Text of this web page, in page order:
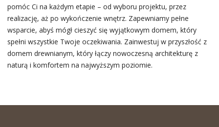
pomóc Ci na każdym etapie – od wyboru projektu, przez
realizację, aż po wykończenie wnętrz. Zapewniamy pełne
wsparcie, abyś mógł cieszyć się wyjątkowym domem, który
spełni wszystkie Twoje oczekiwania. Zainwestuj w przyszłość z
domem drewnianym, który łączy nowoczesną architekturę z
naturą i komfortem na najwyższym poziomie.